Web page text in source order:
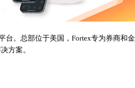
台。总部位于美国，Fortex专为券商和金
方案。